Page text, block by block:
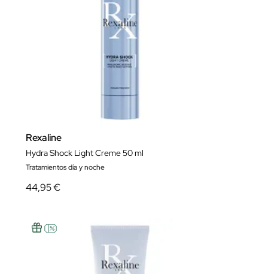
Rexaline
Hydra Shock Light Creme 50 ml
Tratamientos día y noche
44,95 €